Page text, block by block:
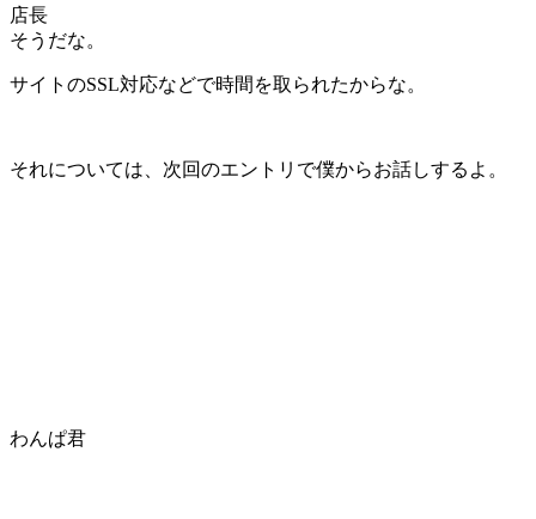
店長
そうだな。
サイトのSSL対応などで時間を取られたからな。
それについては、 次回のエントリで僕からお話しするよ。
わんぱ君